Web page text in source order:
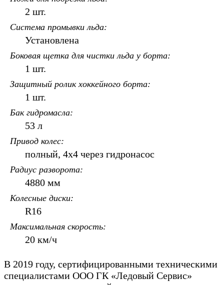
2 шт.
Система промывки льда
Установлена
Боковая щетка для чистки льда у борта
1 шт.
Защитный ролик хоккейного борта
1 шт.
Бак гидромасла
53 л
Привод колес
полный, 4х4 через гидронасос
Радиус разворота
4880 мм
Колесные диски
R16
Максимальная скорость
20 км/ч
В 2019 году, сертифицированными техническими
специалистами ООО ГК «Ледовый Сервис»